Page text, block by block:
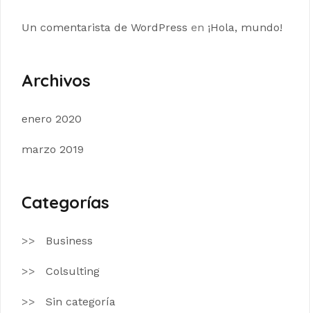
Un comentarista de WordPress en ¡Hola, mundo!
Archivos
enero 2020
marzo 2019
Categorías
Business
Colsulting
Sin categoría